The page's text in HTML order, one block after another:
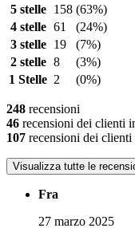
5 stelle
158 (63%)
4 stelle 61
(24%)
3 stelle
19
(7%)
2 stelle 8
(3%)
1 Stelle 2 (0%)
248 recensioni
46 recensioni dei clienti
107 recensioni dei
Visualizza tutte le
Fra
27 marzo 2025